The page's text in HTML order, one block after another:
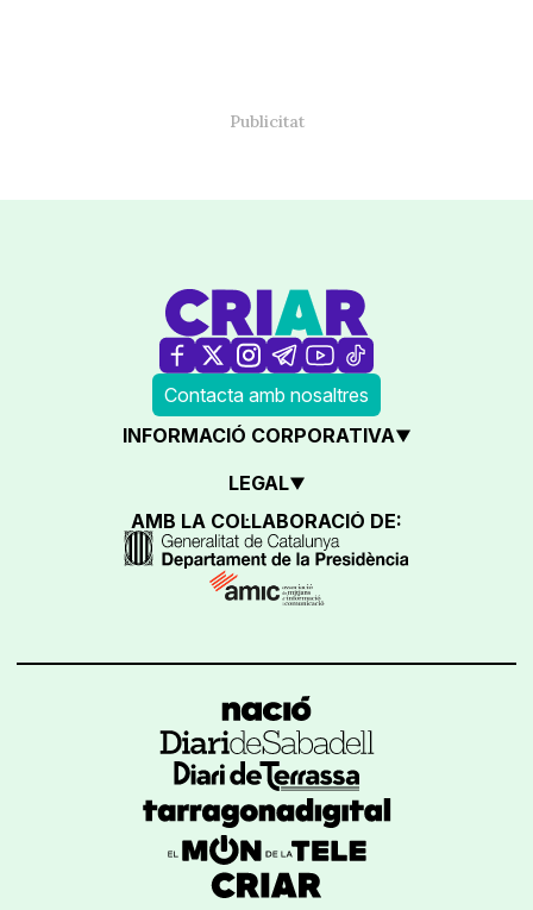
Contacta amb nosaltres
INFORMACIÓ CORPORATIVA
LEGAL
AMB LA COL·LABORACIÓ DE: